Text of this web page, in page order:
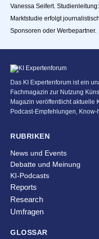
Vanessa Seifert.
Marktstudie erfolgt
Sponsoren oder Werbepartner.
Das KI Expertenforum ist ein
Fachmagazin zur Nutzung
Magazin veröffentlicht aktuelle
Podcast-Empfehlungen,
RUBRIKEN
News und Events
Debatte und Meinung
KI-Podcasts
Reports
Research
Umfragen
GLOSSAR